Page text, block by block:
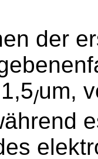
der
/um,